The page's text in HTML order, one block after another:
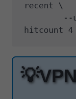
recent \
hitcount 4